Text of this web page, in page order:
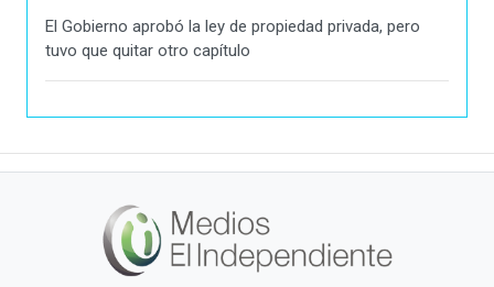
El Gobierno aprobó la ley de propiedad privada, pero
tuvo que quitar otro capítulo